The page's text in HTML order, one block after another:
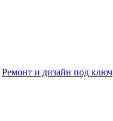
Ремонт и дизайн под ключ